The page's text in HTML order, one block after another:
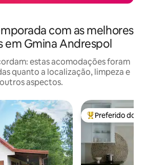
com as melhores
em Gmina Andrespol
estas acomodações foram
quanto a localização, limpeza e
outros aspectos.
Entre os
Preferido dos